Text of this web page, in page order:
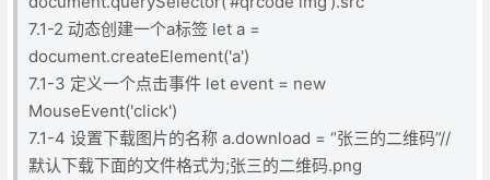
7.1-2 动态创建一个a标签 let a =
document.createElement('a')
7.1-3 定义一个点击事件 let event = new
MouseEvent('click')
7.1-4 设置下载图片的名称 a.download = “张三的二维码”//
默认下载下面的文件格式为;张三的二维码.png